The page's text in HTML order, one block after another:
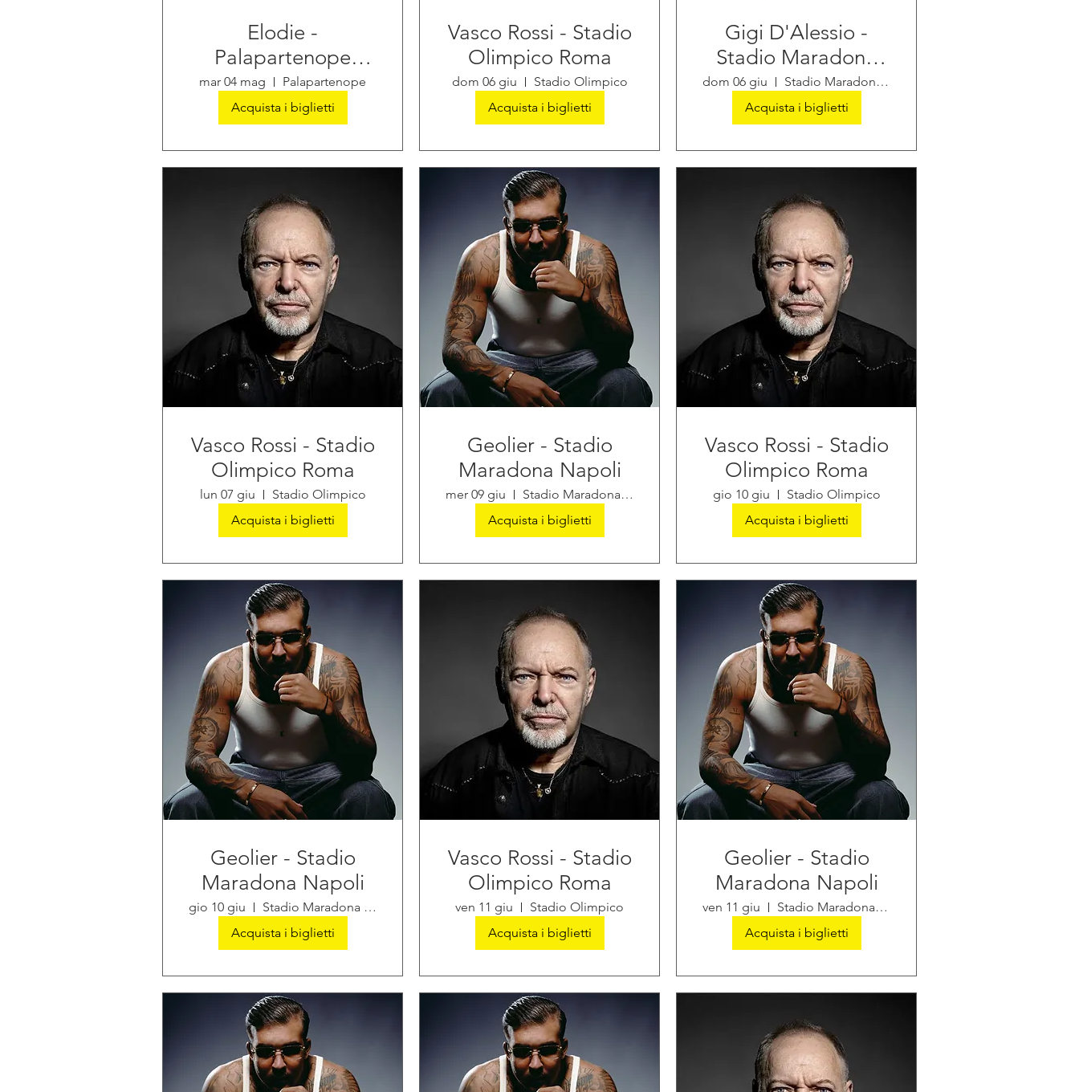
Elodie -
Palapartenope
Napoli
mar 04 mag
Palapartenope
Acquista i biglietti
Vasco Rossi - Stadio
Olimpico Roma
dom 06 giu
Stadio Olimpico
Acquista i biglietti
Gigi D'Alessio -
Stadio Maradona
Napoli
dom 06 giu
Stadio Maradona di Napoli
Acquista i biglietti
Vasco Rossi - Stadio
Olimpico Roma
lun 07 giu
Stadio Olimpico
Acquista i biglietti
Geolier - Stadio
Maradona Napoli
mer 09 giu
Stadio Maradona di Napoli
Acquista i biglietti
Vasco Rossi - Stadio
Olimpico Roma
gio 10 giu
Stadio Olimpico
Acquista i biglietti
Geolier - Stadio
Maradona Napoli
gio 10 giu
Stadio Maradona di Napoli
Acquista i biglietti
Vasco Rossi - Stadio
Olimpico Roma
ven 11 giu
Stadio Olimpico
Acquista i biglietti
Geolier - Stadio
Maradona Napoli
ven 11 giu
Stadio Maradona di Napoli
Acquista i biglietti